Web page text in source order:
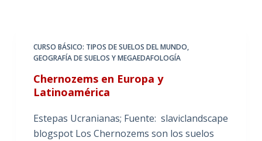
CURSO BÁSICO: TIPOS DE SUELOS DEL MUNDO,
GEOGRAFÍA DE SUELOS Y MEGAEDAFOLOGÍA
Chernozems en Europa y
Latinoamérica
Estepas Ucranianas; Fuente: slaviclandscape
blogspot Los Chernozems son los suelos